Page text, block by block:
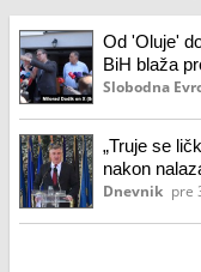
Od 'Oluje'
BiH blaža
Slobodna
„Truje se
nakon
Dnevnik pre